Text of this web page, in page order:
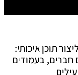
תוכן איכותי:
בעמודים